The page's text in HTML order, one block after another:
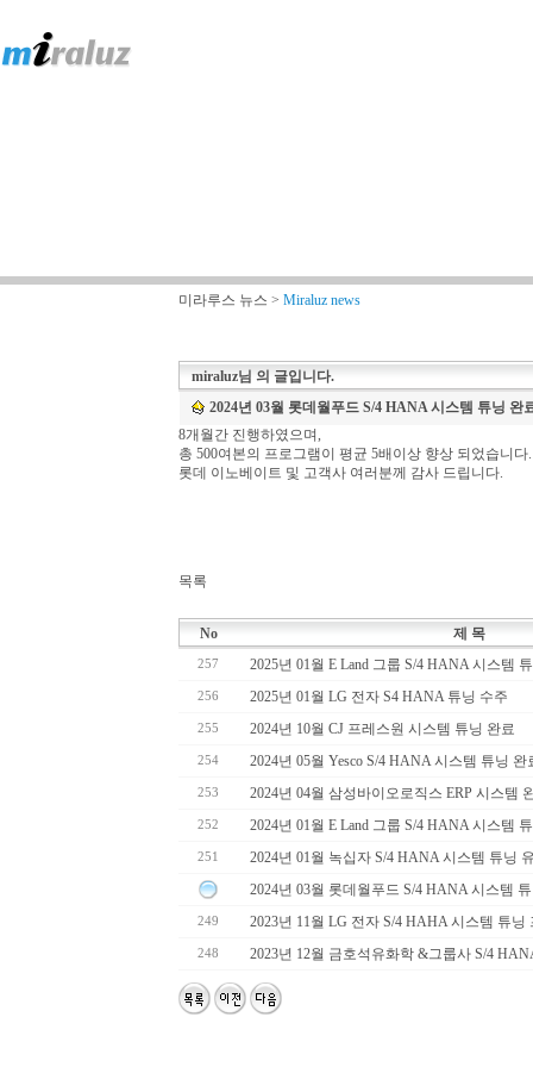
미라루스 뉴스 > Miraluz news
miraluz님 의 글입니다.
2024년 03월 롯데월푸드 S/4 HANA 시스템 튜닝 완
8개월간 진행하였으며,
총 500여본의 프로그램이 평균 5배이상 향상 되었습니다.
롯데 이노베이트 및 고객사 여러분께 감사 드립니다.
목록
No 제 목
257 2025년 01월 E Land 그룹 S/4 HANA 시스템
256 2025년 01월 LG 전자 S4 HANA 튜닝 수주
255 2024년 10월 CJ 프레스원 시스템 튜닝 완료
254 2024년 05월 Yesco S/4 HANA 시스템 튜닝 완
253 2024년 04월 삼성바이오로직스 ERP 시스템
252 2024년 01월 E Land 그룹 S/4 HANA 시스템
251
2024년 01월 녹십자 S/4 HANA 시스템 튜닝
2024년 03월 롯데월푸드 S/4 HANA 시스템
249 2023년 11월 LG 전자 S/4 HAHA 시스템 튜닝
248 2023년 12월 금호석유화학 &그룹사 S/4